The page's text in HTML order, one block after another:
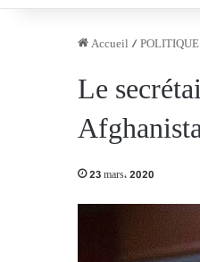
Accueil /POLITIQUE
Le
23 mars، 2020